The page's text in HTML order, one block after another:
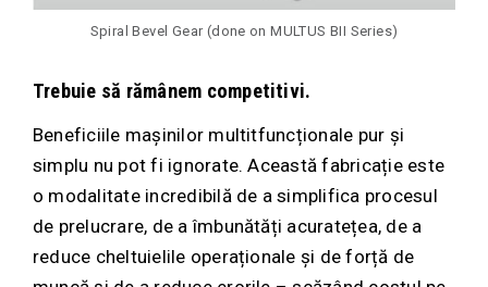
Spiral Bevel Gear (done on MULTUS BII Series)
Trebuie să rămânem competitivi.
Beneficiile mașinilor multitfuncționale pur și
simplu nu pot fi ignorate. Această fabricație este
o modalitate incredibilă de a simplifica procesul
de prelucrare, de a îmbunătăți acuratețea, de a
reduce cheltuielile operaționale și de forță de